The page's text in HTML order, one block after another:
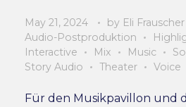
May 21, 2024 by Eli Frauscher
Audio-Postproduktion
Interactive
Mix Music
Story Audio
Theater Voice
Für den Musikpavillon und